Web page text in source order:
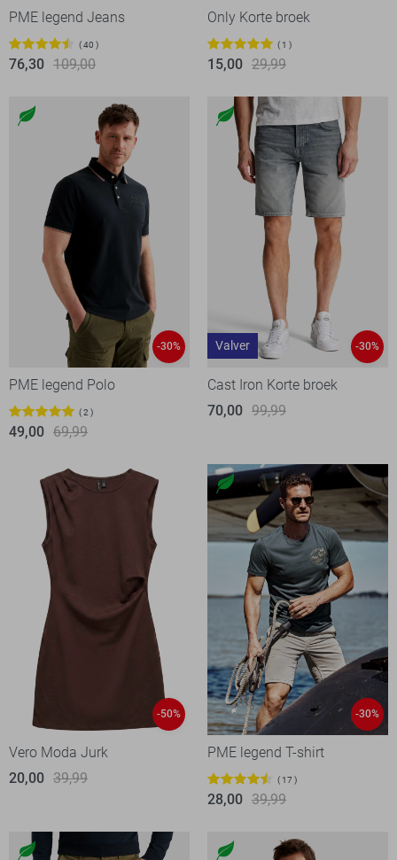
PME legend Jeans
40
76,30 109,00
Only Korte broek
1
15,00 29,99
-30%
PME legend Polo
2
49,00 69,99
Valver -30%
Cast Iron Korte broek
70,00 99,99
-50%
Vero Moda Jurk
20,00 39,99
-30%
PME legend T-shirt
17
28,00 39,99